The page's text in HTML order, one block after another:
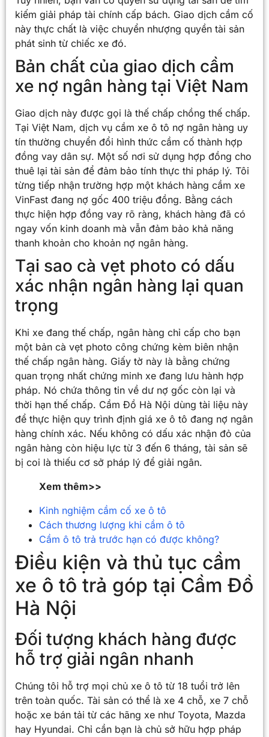
kiếm giải pháp tài chính cấp bách. Giao dịch cầm cố
này thực chất là việc chuyển nhượng quyền tài sản
phát sinh từ chiếc xe đó.
Bản chất của giao dịch cầm
xe nợ ngân hàng tại Việt Nam
Giao dịch này được gọi là thế chấp chồng thế chấp.
Tại Việt Nam, dịch vụ cầm xe ô tô nợ ngân hàng uy
tín thường chuyển đổi hình thức cầm cố thành hợp
đồng vay dân sự. Một số nơi sử dụng hợp đồng cho
thuê lại tài sản để đảm bảo tính thực thi pháp lý. Tôi
từng tiếp nhận trường hợp một khách hàng cầm xe
VinFast đang nợ gốc 400 triệu đồng. Bằng cách
thực hiện hợp đồng vay rõ ràng, khách hàng đã có
ngay vốn kinh doanh mà vẫn đảm bảo khả năng
thanh khoản cho khoản nợ ngân hàng.
Tại sao cà vẹt photo có dấu
xác nhận ngân hàng lại quan
trọng
Khi xe đang thế chấp, ngân hàng chỉ cấp cho bạn
một bản cà vẹt photo công chứng kèm biên nhận
thế chấp ngân hàng. Giấy tờ này là bằng chứng
quan trọng nhất chứng minh xe đang lưu hành hợp
pháp. Nó chứa thông tin về dư nợ gốc còn lại và
thời hạn thế chấp. Cầm Đồ Hà Nội dùng tài liệu này
để thực hiện quy trình định giá xe ô tô đang nợ ngân
hàng chính xác. Nếu không có dấu xác nhận đỏ của
ngân hàng còn hiệu lực từ 3 đến 6 tháng, tài sản sẽ
bị coi là thiếu cơ sở pháp lý để giải ngân.
Xem thêm>>
Kinh nghiệm cầm cố xe ô tô
Cách thương lượng khi cầm ô tô
Cầm ô tô trả trước hạn có được không?
Điều kiện và thủ tục cầm
xe ô tô trả góp tại Cầm Đồ
Hà Nội
Đối tượng khách hàng được
hỗ trợ giải ngân nhanh
Chúng tôi hỗ trợ mọi chủ xe ô tô từ 18 tuổi trở lên
trên toàn quốc. Tài sản có thể là xe 4 chỗ, xe 7 chỗ
hoặc xe bán tải từ các hãng xe như Toyota, Mazda
hay Hyundai. Chỉ cần bạn là chủ sở hữu hợp pháp